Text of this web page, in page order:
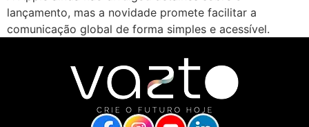
lançamento, mas a novidade promete facilitar a
comunicação global de forma simples e acessível.